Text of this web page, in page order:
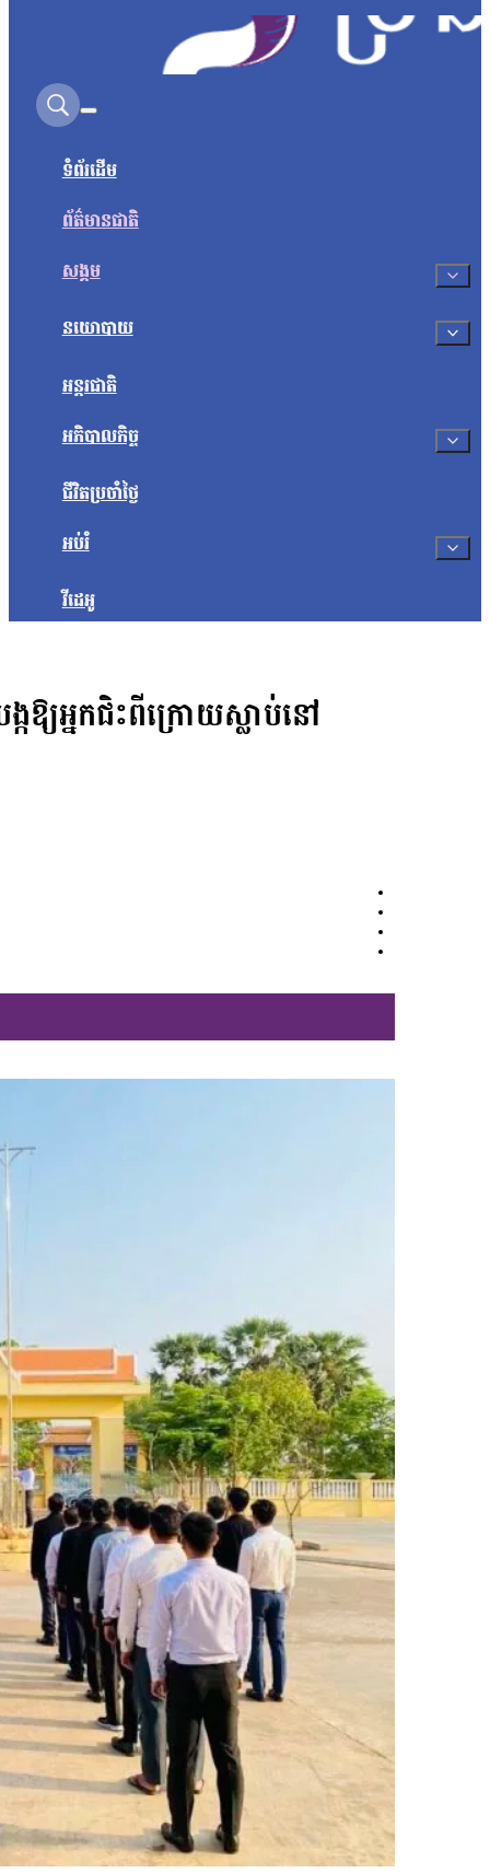
Search on this site
ទំព័រដើម
ព័ត៌មានជាតិ
សង្គម
នយោបាយ
អន្តរជាតិ
អភិបាលកិច្ច
ជីវិតប្រចាំថ្ងៃ
អប់រំ
វីដេអូ
កឱ្យអ្នកជិះពីក្រោយស្លាប់នៅ